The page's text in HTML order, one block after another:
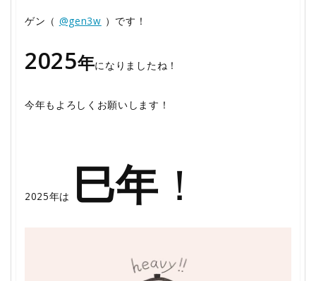
ゲン（ @gen3w ）です！
2025年になりましたね！
今年もよろしくお願いします！
2025年は 巳年 ！